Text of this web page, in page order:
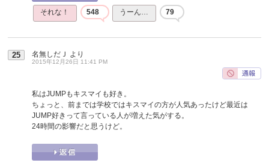
それな！ 548 うーん… 79
25 名無しだＪ より
2015年12月26日 11:41 PM
私はJUMPもキスマイも好き。
ちょっと、前までは学校ではキスマイの方が人気あったけど最近は
JUMP好きって言っている人が増えた気がする。
24時間の影響だと思うけど。